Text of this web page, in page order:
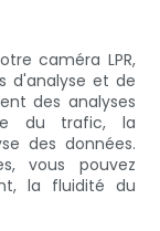
caméra LPR,
d'analyse et de
des analyses
du trafic, la
des données.
vous pouvez
la fluidité du